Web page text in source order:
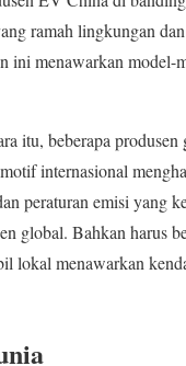
ramah lingkungan
ini menawarkan
itu, beberapa
internasional
peraturan emisi yang
global. Bahkan harus
menawarkan